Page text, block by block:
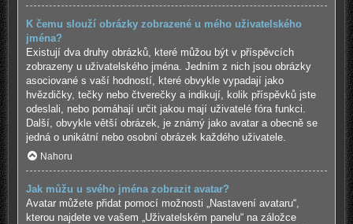
K čemu slouží obrázky zobrazené u mého uživatelského
jména?
Existují dva druhy obrázků, které můžou být v příspěvcích
zobrazeny u uživatelského jména. Jedním z nich jsou obrázky
asociované s vaší hodností, které obvykle vypadají jako
hvězdičky, tečky nebo čtverečky a indikují, kolik příspěvků jste
odeslali, nebo pomáhají určit jakou mají uživatelé fóra funkci.
Další, obvykle větší obrázek, je známý jako avatar a obecně se
jedná o unikátní nebo osobní obrázek každého uživatele.
Nahoru
Jak můžu u svého jména zobrazit avatar?
Avatar můžete přidat pomocí možnosti „Nastavení avataru“,
kterou najdete ve vašem „Uživatelském panelu“ na záložce